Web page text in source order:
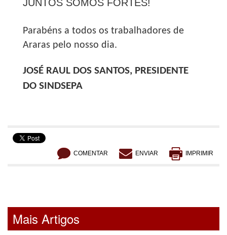
JUNTOS SOMOS FORTES!
Parabéns a todos os trabalhadores de
Araras pelo nosso dia.
JOSÉ RAUL DOS SANTOS, PRESIDENTE
DO SINDSEPA
COMENTAR ENVIAR IMPRIMIR
Mais Artigos